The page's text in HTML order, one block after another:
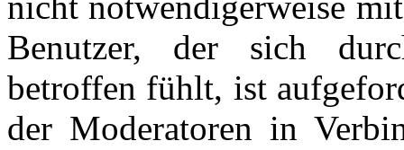
Benutzer, der sich
betroffen fühlt, ist
der Moderatoren in